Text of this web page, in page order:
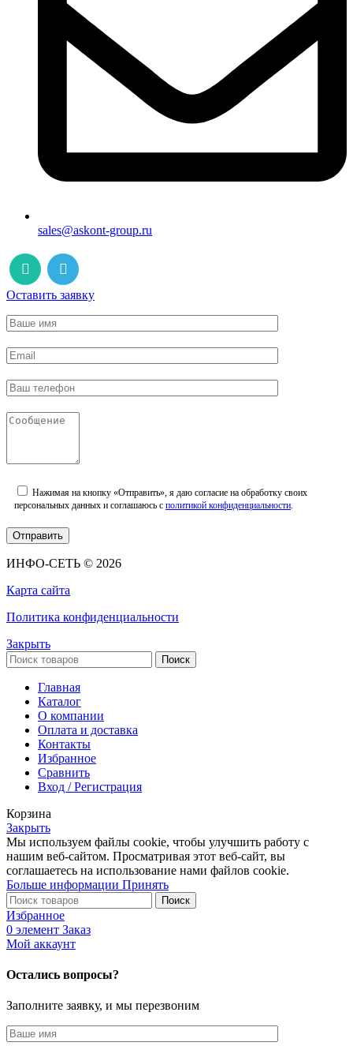
sales@askont-group.ru
Оставить заявку
Нажимая на кнопку «Отправить», я даю согласие на обработку своих
персональных данных и соглашаюсь с политикой конфиденциальности
ИНФО-СЕТЬ © 2026
Карта сайта
Политика конфиденциальности
Закрыть
Поиск
Главная
Каталог
О компании
Оплата и доставка
Контакты
Избранное
Сравнить
Вход / Регистрация
Корзина
Закрыть
Мы используем файлы cookie, чтобы улучшить работу с
нашим веб-сайтом. Просматривая этот веб-сайт, вы
соглашаетесь на использование нами файлов cookie.
Больше информации Больше
информации
Принять
Поиск
Избранное
0 элемент Заказ
Мой аккаунт
Остались вопросы?
Заполните заявку, и мы перезвоним